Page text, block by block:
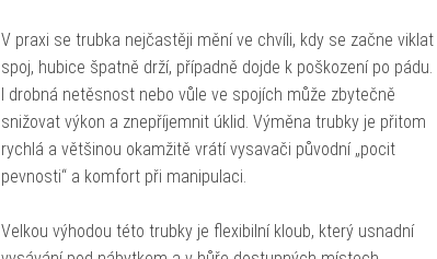
V praxi se trubka nejčastěji mění ve chvíli, kdy se začne viklat
spoj, hubice špatně drží, případně dojde k poškození po pádu.
I drobná netěsnost nebo vůle ve spojích může zbytečně
snižovat výkon a znepříjemnit úklid. Výměna trubky je přitom
rychlá a většinou okamžitě vrátí vysavači původní „pocit
pevnosti“ a komfort při manipulaci.
Velkou výhodou této trubky je flexibilní kloub, který usnadní